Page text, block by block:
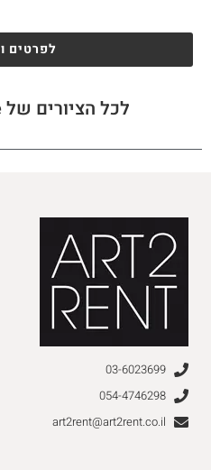
לפרטים
לכל הציורים של Rose לחצו כאן
03-6023699
054-4746298
art2rent@art2rent.co.il